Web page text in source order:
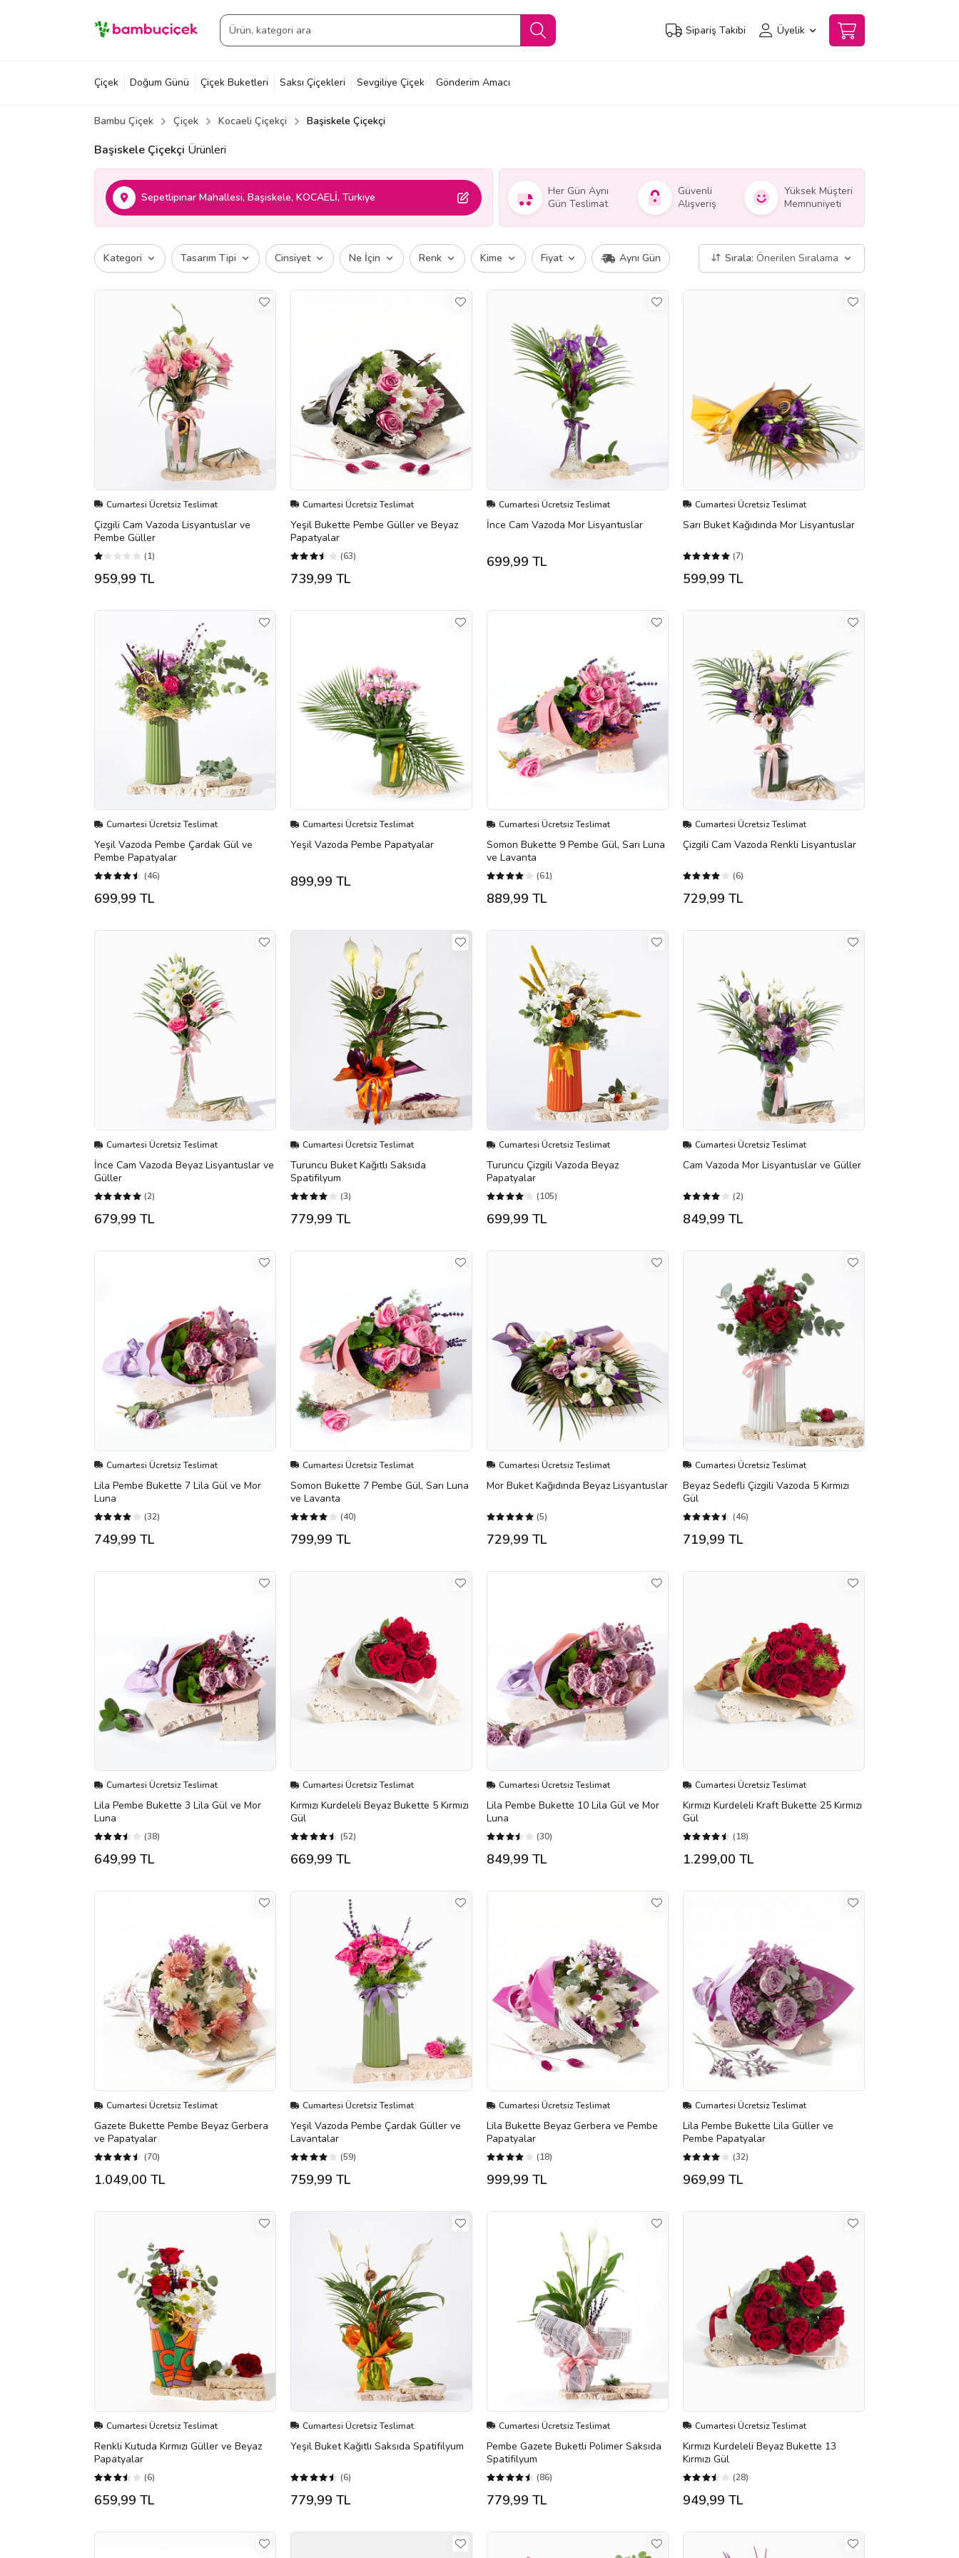
Sipariş Takibi Üyelik
Çiçek Doğum Günü Çiçek Buketleri Saksı Çiçekleri Sevgiliye Çiçek Gönderim Amacı
Bambu Çiçek Çiçek Kocaeli Çiçekçi Başiskele Çiçekçi
Başiskele Çiçekçi Ürünleri
Sepetlipınar Mahallesi, Başiskele, KOCAELİ, Türkiye
Her Gün Aynı
Gün Teslimat
Güvenli
Alışveriş
Yüksek Müşteri
Memnuniyeti
Kategori Tasarım Tipi Cinsiyet Ne İçin Renk Kime Fiyat Aynı Gün Sırala: Önerilen Sıralama
Cumartesi Ücretsiz Teslimat
Çizgili Cam Vazoda Lisyantuslar ve
Pembe Güller
(1)
959,99 TL
Cumartesi Ücretsiz Teslimat
Yeşil Bukette Pembe Güller ve Beyaz
Papatyalar
(63)
739,99 TL
Cumartesi Ücretsiz Teslimat
İnce Cam Vazoda Mor Lisyantuslar
699,99 TL
Cumartesi Ücretsiz Teslimat
Sarı Buket Kağıdında Mor Lisyantuslar
(7)
599,99 TL
Cumartesi Ücretsiz Teslimat
Yeşil Vazoda Pembe Çardak Gül ve
Pembe Papatyalar
(46)
699,99 TL
Cumartesi Ücretsiz Teslimat
Yeşil Vazoda Pembe Papatyalar
899,99 TL
Cumartesi Ücretsiz Teslimat
Somon Bukette 9 Pembe Gül, Sarı Luna
ve Lavanta
(61)
889,99 TL
Cumartesi Ücretsiz Teslimat
Çizgili Cam Vazoda Renkli Lisyantuslar
(6)
729,99 TL
Cumartesi Ücretsiz Teslimat
İnce Cam Vazoda Beyaz Lisyantuslar ve
Güller
(2)
679,99 TL
Cumartesi Ücretsiz Teslimat
Turuncu Buket Kağıtlı Saksıda
Spatifilyum
(3)
779,99 TL
Cumartesi Ücretsiz Teslimat
Turuncu Çizgili Vazoda Beyaz
Papatyalar
(105)
699,99 TL
Cumartesi Ücretsiz Teslimat
Cam Vazoda Mor Lisyantuslar ve Güller
(2)
849,99 TL
Cumartesi Ücretsiz Teslimat
Lila Pembe Bukette 7 Lila Gül ve Mor
Luna
(32)
749,99 TL
Cumartesi Ücretsiz Teslimat
Somon Bukette 7 Pembe Gül, Sarı Luna
ve Lavanta
(40)
799,99 TL
Cumartesi Ücretsiz Teslimat
Mor Buket Kağıdında Beyaz Lisyantuslar
(5)
729,99 TL
Cumartesi Ücretsiz Teslimat
Beyaz Sedefli Çizgili Vazoda 5 Kırmızı
Gül
(46)
719,99 TL
Cumartesi Ücretsiz Teslimat
Lila Pembe Bukette 3 Lila Gül ve Mor
Luna
(38)
649,99 TL
Cumartesi Ücretsiz Teslimat
Kırmızı Kurdeleli Beyaz Bukette 5 Kırmızı
Gül
(52)
669,99 TL
Cumartesi Ücretsiz Teslimat
Lila Pembe Bukette 10 Lila Gül ve Mor
Luna
(30)
849,99 TL
Cumartesi Ücretsiz Teslimat
Kırmızı Kurdeleli Kraft Bukette 25 Kırmızı
Gül
(18)
1.299,00 TL
Cumartesi Ücretsiz Teslimat
Gazete Bukette Pembe Beyaz Gerbera
ve Papatyalar
(70)
1.049,00 TL
Cumartesi Ücretsiz Teslimat
Yeşil Vazoda Pembe Çardak Güller ve
Lavantalar
(59)
759,99 TL
Cumartesi Ücretsiz Teslimat
Lila Bukette Beyaz Gerbera ve Pembe
Papatyalar
(18)
999,99 TL
Cumartesi Ücretsiz Teslimat
Lila Pembe Bukette Lila Güller ve
Pembe Papatyalar
(32)
969,99 TL
Cumartesi Ücretsiz Teslimat
Renkli Kutuda Kırmızı Güller ve Beyaz
Papatyalar
(6)
659,99 TL
Cumartesi Ücretsiz Teslimat
Yeşil Buket Kağıtlı Saksıda Spatifilyum
(6)
779,99 TL
Cumartesi Ücretsiz Teslimat
Pembe Gazete Buketli Polimer Saksıda
Spatifilyum
(86)
779,99 TL
Cumartesi Ücretsiz Teslimat
Kırmızı Kurdeleli Beyaz Bukette 13
Kırmızı Gül
(28)
949,99 TL